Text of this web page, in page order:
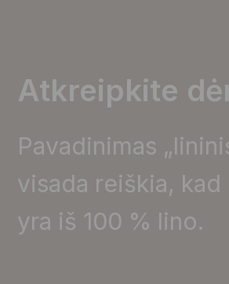
Atkreipkite
Pavadinimas
visada reiškia, kad
yra iš 100 % lino.